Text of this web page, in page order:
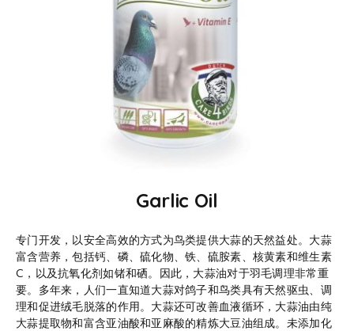
Garlic Oil
专门开发，以安全高效的方式为鸟类提供大蒜的天然益处。大蒜
富含营养，包括钙、磷、硫化物、铁、硫胺素、核黄素和维生素
C，以及抗氧化剂如锗和硒。因此，大蒜油对于羽毛调理非常重
要。多年来，人们一直知道大蒜对鸽子和鸟类具有天然驱虫、调
理和促进绒毛脱落的作用。大蒜还可改善血液循环，大蒜油由纯
大蒜提取物和富含亚油酸和亚麻酸的精炼大豆油组成。未添加化